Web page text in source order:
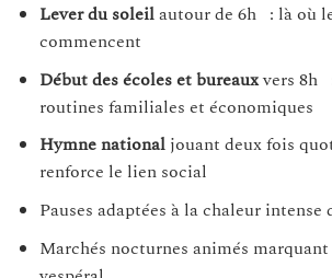
Lever du soleilautour de 6h : là où
commencent
Début des écoles et bureauxvers 8h
routines familiales et économiques
Hymne nationaljouant deux fois
renforce le lien social
Pauses adaptées à la chaleur intense
Marchés nocturnes animés